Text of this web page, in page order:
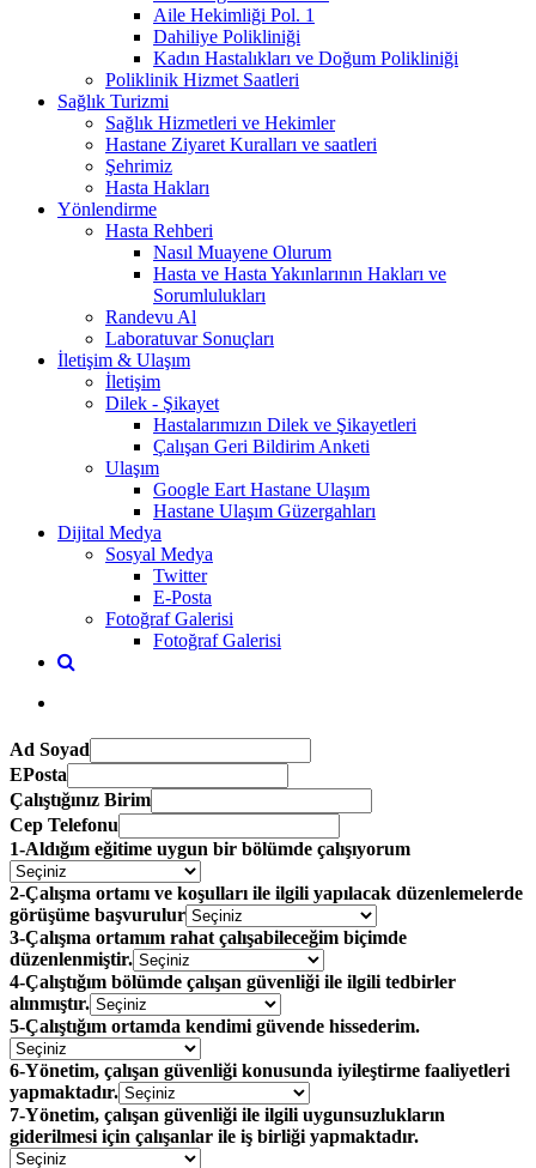
Aile Hekimliği Pol. 1
Dahiliye Polikliniği
Kadın Hastalıkları ve Doğum Polikliniği
Poliklinik Hizmet Saatleri
Sağlık Turizmi
Sağlık Hizmetleri ve Hekimler
Hastane Ziyaret Kuralları ve saatleri
Şehrimiz
Hasta Hakları
Yönlendirme
Hasta Rehberi
Nasıl Muayene Olurum
Hasta ve Hasta Yakınlarının Hakları ve
Sorumlulukları
Randevu Al
Laboratuvar Sonuçları
İletişim & Ulaşım
İletişim
Dilek - Şikayet
Hastalarımızın Dilek ve Şikayetleri
Çalışan Geri Bildirim Anketi
Ulaşım
Google Eart Hastane Ulaşım
Hastane Ulaşım Güzergahları
Dijital Medya
Sosyal Medya
Twitter
E-Posta
Fotoğraf Galerisi
Fotoğraf Galerisi
Ad Soyad
EPosta
Çalıştığınız Birim
Cep Telefonu
1-Aldığım eğitime uygun bir bölümde çalışıyorum
2-Çalışma ortamı ve koşulları ile ilgili yapılacak düzenlemelerde
görüşüme başvurulur
3-Çalışma ortamım rahat çalışabileceğim biçimde
düzenlenmiştir.
4-Çalıştığım bölümde çalışan güvenliği ile ilgili tedbirler
alınmıştır.
5-Çalıştığım ortamda kendimi güvende hissederim.
6-Yönetim, çalışan güvenliği konusunda iyileştirme faaliyetleri
yapmaktadır.
7-Yönetim, çalışan güvenliği ile ilgili uygunsuzlukların
giderilmesi için çalışanlar ile iş birliği yapmaktadır.